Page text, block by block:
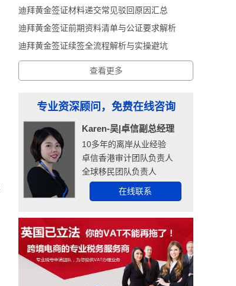
迪拜黄金签证材料递交常见驳回原因汇总
迪拜黄金签证前期资料清单与公证要求解析
迪拜黄金签证续签全流程解析与实操避坑
查看更多
专业资深顾问，免费在线咨询
Karen-吴|卓信副总经理
10多年的离岸从业经验
卓信香港审计团队负责人
全球移民团队负责人
在线联系